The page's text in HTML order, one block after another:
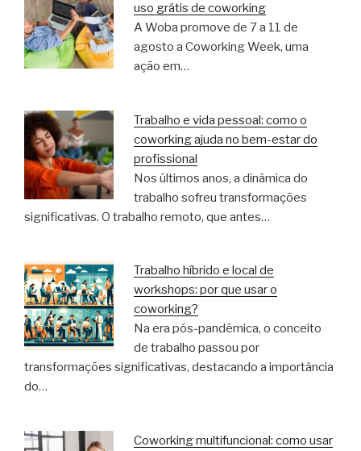
uso grátis de coworking
A Woba promove de 7 a 11 de
agosto a Coworking Week, uma
ação em…
Trabalho e vida pessoal: como o
coworking ajuda no bem-estar do
profissional
Nos últimos anos, a dinâmica do
trabalho sofreu transformações
significativas. O trabalho remoto, que antes…
Trabalho híbrido e local de
workshops: por que usar o
coworking?
Na era pós-pandêmica, o conceito
de trabalho passou por
transformações significativas, destacando a importância
do…
Coworking multifuncional: como usar